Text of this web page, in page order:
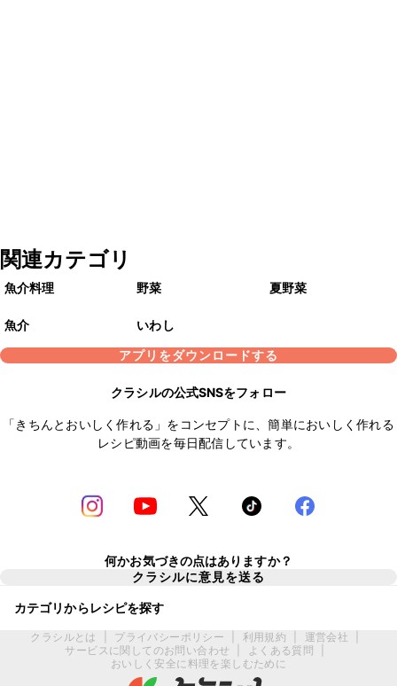
関連カテゴリ
魚介料理 野菜 夏野菜
魚介
いわし
アプリをダウンロードする
クラシルの公式SNSをフォロー
「きちんとおいしく作れる」をコンセプトに、簡単においしく作れる
レシピ動画を毎日配信しています。
何かお気づきの点はありますか？
クラシルに意見を送る
カテゴリからレシピを探す
クラシルとは プライバシーポリシー 利用規約 運営会社
サービスに関してのお問い合わせ
よくある質問
おいしく安全に料理を楽しむために